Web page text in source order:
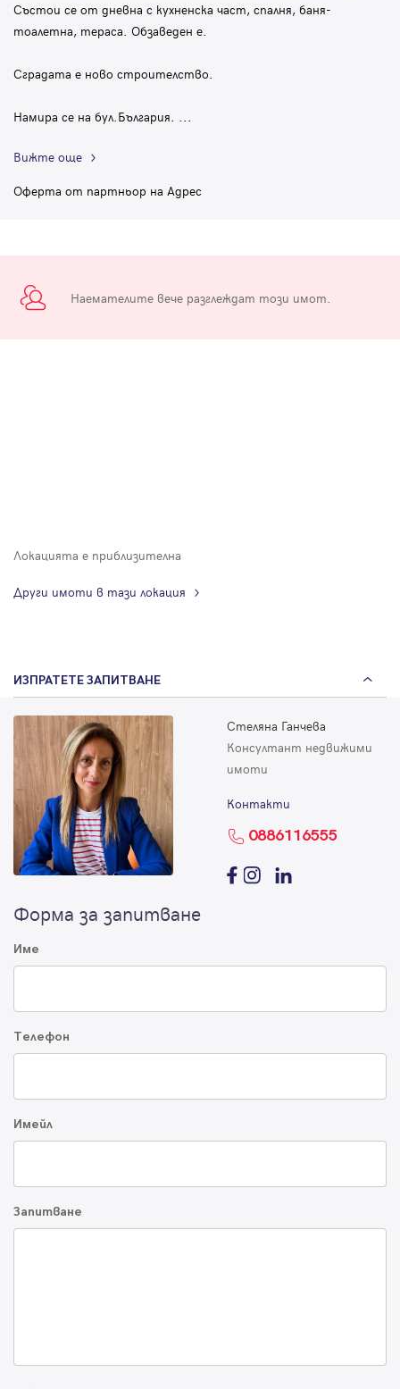
Състои се от дневна с кухненска част, спалня, баня-
тоалетна, тераса. Обзаведен е.
Сградата е ново строителство.
Намира се на бул.България. ...
Вижте още
Оферта от партньор на Адрес
Наемателите вече разглеждат този имот.
Локацията е приблизителна
Други имоти в тази локация
ИЗПРАТЕТЕ ЗАПИТВАНЕ
Стеляна Ганчева
Консултант недвижими
имоти
Контакти
0886116555
Форма за запитване
Име
Телефон
Имейл
Запитване